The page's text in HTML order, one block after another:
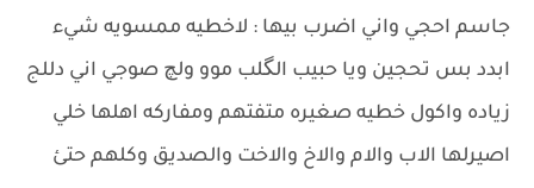
جاسم احجي واني اضرب بيها : لاخطيه ممسويه شيء
ابدد بس تحجين ويا حبيب الگلب موو ولچ صوجي اني دللج
زياده واكول خطيه صغيره متفتهم ومفاركه اهلها خلي
اصيرلها الاب والام والاخ والاخت والصديق وكلهم حتئ